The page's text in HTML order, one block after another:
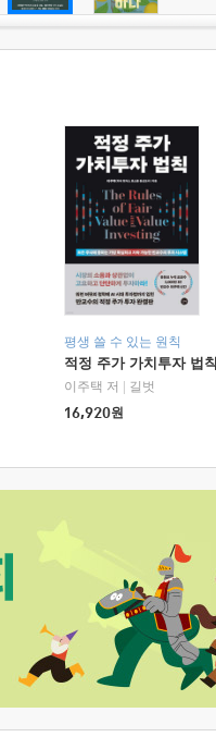
평생 쓸 수 있는 원칙
적정 주가 가치투자 법칙
이주택 저
길벗
16,920원